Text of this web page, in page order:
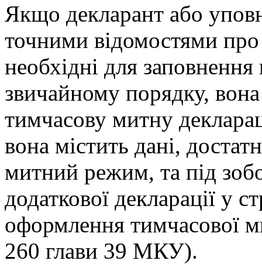
Якщо декларант або
точними відомостями про
необхідні для заповнення
звичайному порядку,
тимчасову митну
вона містить дані,
митний режим, та під
додаткової декларації у
оформлення тимчасової
260 глави 39 МКУ).